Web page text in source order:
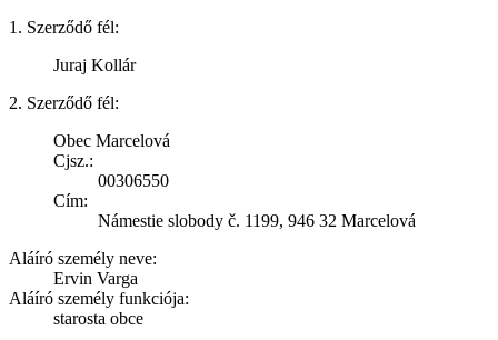
1. Szerződő fél:
Juraj Kollár
2. Szerződő fél:
Obec Marcelová
Cjsz.:
00306550
Cím:
Námestie slobody č. 1199, 946 32 Marcelová
Aláíró személy neve:
Ervin Varga
Aláíró személy funkciója:
starosta obce